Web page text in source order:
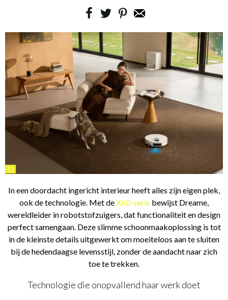
©
In een doordacht ingericht interieur heeft alles zijn eigen plek,
ook de technologie. Met deX60-serie bewijst Dreame,
wereldleider in robotstofzuigers, dat functionaliteit en design
perfect samengaan. Deze slimme schoonmaakoplossing is tot
in de kleinste details uitgewerkt om moeiteloos aan te sluiten
bij de hedendaagse levensstijl, zonder de aandacht naar zich
toe te trekken.
Technologie die onopvallend haar werk doet